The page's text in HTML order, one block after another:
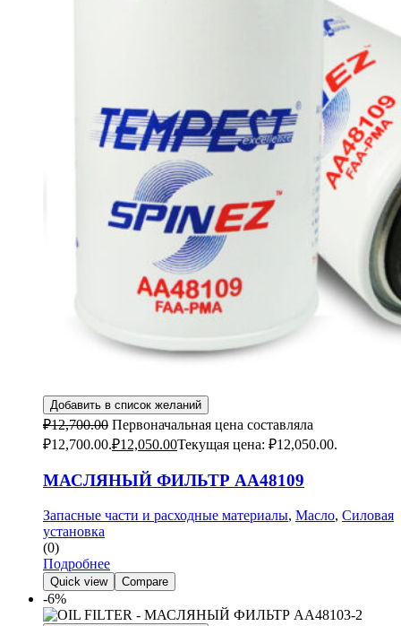
Добавить в список желаний
₽12,700.00 Первоначальная цена составляла
₽12,700.00.₽12,050.00Текущая цена: ₽12,050.00.
МАСЛЯНЫЙ ФИЛЬТР AA48109
Запасные части и расходные материалы, Масло, Силовая
установка
(0)
Подробнее
Quick view Compare
-6%